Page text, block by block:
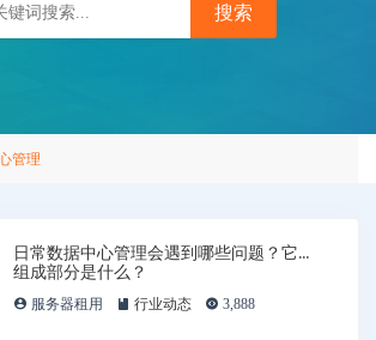
管理
日常数据中心管理会遇到哪些问题？它的
组成部分是什么？
服务器租用 行业动态 3,888